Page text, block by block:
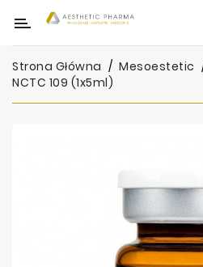
Kategoria
OUTLET
Wypełniacze
Strona Główna Mesoestetic
NCTC 109 (1x5ml)